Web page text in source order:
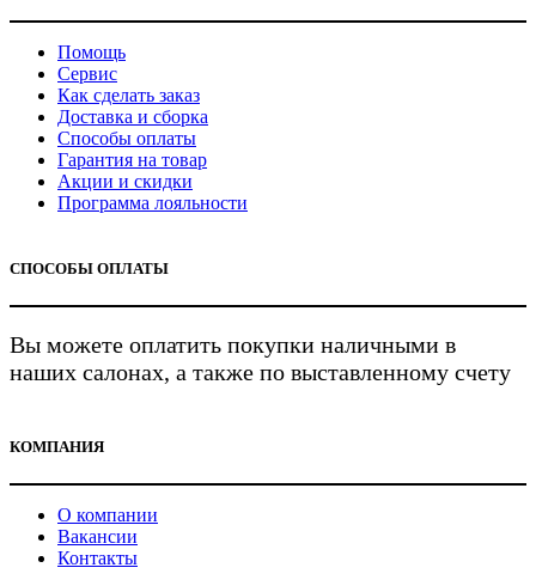
Помощь
Сервис
Как сделать заказ
Доставка и сборка
Способы оплаты
Гарантия на товар
Акции и скидки
Программа лояльности
СПОСОБЫ ОПЛАТЫ
Вы можете оплатить покупки наличными в
наших салонах, а также по выставленному счету
КОМПАНИЯ
О компании
Вакансии
Контакты